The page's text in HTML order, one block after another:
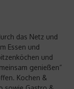
das Netz und
Essen und
und
genießen“
Kochen &